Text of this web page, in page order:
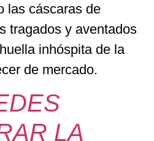
las cáscaras de
tragados y aventados
inhóspita de la
de mercado.
LA